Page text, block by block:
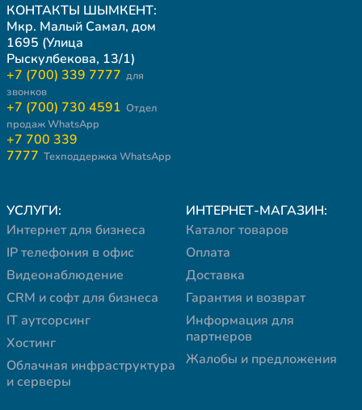
КОНТАКТЫ ШЫМКЕНТ:
Мкр. Малый Самал, дом
1695 (Улица
Рыскулбекова, 13/1)
+7 (700) 339 7777 для
звонков
+7 (700) 730 4591 Отдел
продаж WhatsApp
+7 700 339
7777 Техподдержка WhatsApp
УСЛУГИ:
Интернет для бизнеса
IP телефония в офис
Видеонаблюдение
CRM и софт для бизнеса
IT аутсорсинг
Хостинг
Облачная инфраструктура
и серверы
ИНТЕРНЕТ-МАГАЗИН:
Каталог товаров
Оплата
Доставка
Гарантия и возврат
Информация для
партнеров
Жалобы и предложения